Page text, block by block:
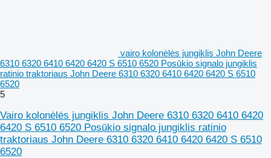
vairo kolonėlės jungiklis John Deere
6310 6320 6410 6420 6420 S 6510 6520 Posūkio signalo jungiklis
ratinio traktoriaus John Deere 6310 6320 6410 6420 6420 S 6510
6520
5
Vairo kolonėlės jungiklis John Deere 6310 6320 6410 6420
6420 S 6510 6520 Posūkio signalo jungiklis ratinio
traktoriaus John Deere 6310 6320 6410 6420 6420 S 6510
6520